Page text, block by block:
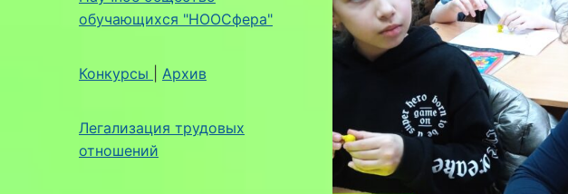
обучающихся "НООСфера"
Конкурсы Архив
Легализация трудовых
отношений